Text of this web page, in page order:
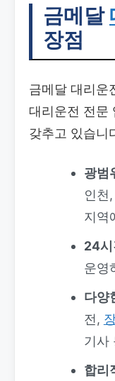
금메달
장점
금메달 대리운
대리운전 전문
갖추고 있습니
광범
인천,
지역
24시
운영
다양
전,
기사
합리